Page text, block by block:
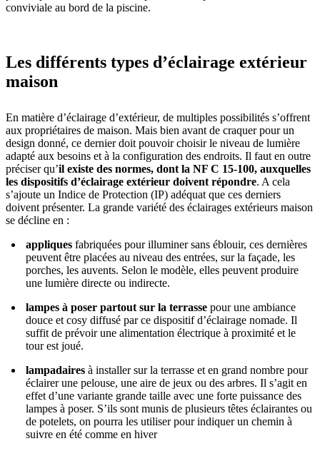
conviviale au bord de la piscine.
Les différents types d’éclairage extérieur
maison
En matière d’éclairage d’extérieur, de multiples possibilités s’offrent
aux propriétaires de maison. Mais bien avant de craquer pour un
design donné, ce dernier doit pouvoir choisir le niveau de lumière
adapté aux besoins et à la configuration des endroits. Il faut en outre
préciser qu’il existe des normes, dont la NF C 15-100, auxquelles
les dispositifs d’éclairage extérieur doivent répondre. A cela
s’ajoute un Indice de Protection (IP) adéquat que ces derniers
doivent présenter. La grande variété des éclairages extérieurs maison
se décline en :
appliques fabriquées pour illuminer sans éblouir, ces dernières
peuvent être placées au niveau des entrées, sur la façade, les
porches, les auvents. Selon le modèle, elles peuvent produire
une lumière directe ou indirecte.
lampes à poser partout sur la terrasse pour une ambiance
douce et cosy diffusé par ce dispositif d’éclairage nomade. Il
suffit de prévoir une alimentation électrique à proximité et le
tour est joué.
lampadaires à installer sur la terrasse et en grand nombre pour
éclairer une pelouse, une aire de jeux ou des arbres. Il s’agit en
effet d’une variante grande taille avec une forte puissance des
lampes à poser. S’ils sont munis de plusieurs têtes éclairantes ou
de potelets, on pourra les utiliser pour indiquer un chemin à
suivre en été comme en hiver